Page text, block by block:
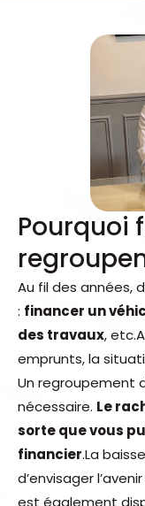
Pourquoi
Au fil des années,
: financer un
des travaux,
emprunts, la
Un regroupement
nécessaire. Le
sorte que vous
financier.La
d’envisager
est également